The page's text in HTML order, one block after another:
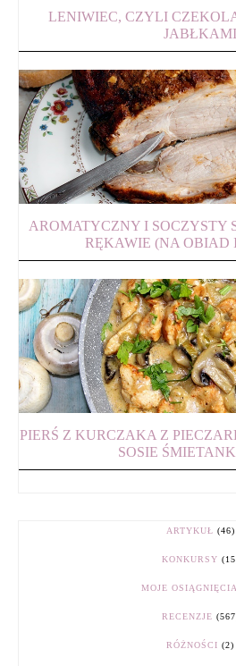
LENIWIEC, CZYLI
JABŁKAMI
AROMATYCZNY I SOCZYSTY
RĘKAWIE (NA OBIAD
PIERŚ Z KURCZAKA Z
SOSIE
ARTYKUŁ (46)
KONKURSY
MOJE OSIĄGNIĘCIA
RECENZJE
RÓŻNOŚCI (2)